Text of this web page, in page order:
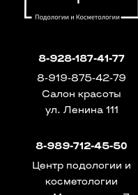
8-928-187-41-77
8-919-875-42-79
Салон красоты
ул. Ленина 111
8-989-712-45-50
Центр подологии и
косметологии